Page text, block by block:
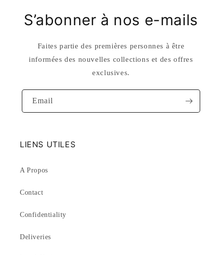
S’abonner à nos e-mails
Faites partie des premières personnes à être
informées des nouvelles collections et des offres
exclusives.
Email
LIENS UTILES
A Propos
Contact
Confidentiality
Deliveries